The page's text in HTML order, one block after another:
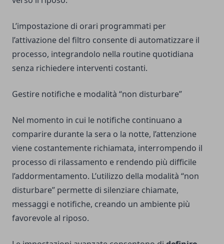
L’impostazione di orari programmati per
l’attivazione del filtro consente di automatizzare il
processo, integrandolo nella routine quotidiana
senza richiedere interventi costanti.
Gestire notifiche e modalità “non disturbare”
Nel momento in cui le notifiche continuano a
comparire durante la sera o la notte, l’attenzione
viene costantemente richiamata, interrompendo il
processo di rilassamento e rendendo più difficile
l’addormentamento. L’utilizzo della modalità “non
disturbare” permette di silenziare chiamate,
messaggi e notifiche, creando un ambiente più
favorevole al riposo.